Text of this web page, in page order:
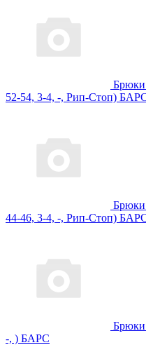
Брюки
52-54, 3-4, -, Рип-Стоп)
Брюки
44-46, 3-4, -, Рип-Стоп)
Брюки
-, ) БАРС